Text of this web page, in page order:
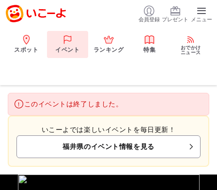
会員登録 プレゼント メニュー
スポット イベント ランキング 特集
おでかけ
ニュース
このイベントは終了しました。
いこーよでは楽しいイベントを毎日更新！
福井県のイベント情報を見る